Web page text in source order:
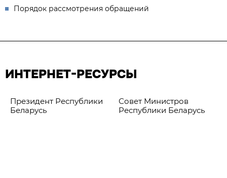
Порядок рассмотрения обращений
ИНТЕРНЕТ-РЕСУРСЫ
Президент Республики
Беларусь
Совет Министров
Республики Беларусь